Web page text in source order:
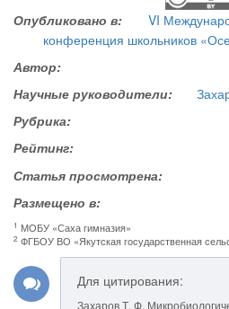
Опубликовано в:
VI
конференция школьников
Автор:
Научные руководители:
Рубрика:
Рейтинг:
Статья просмотрена:
Размещено в:
1 МОБУ «Саха гимназия»
2 ФГБОУ ВО «Якутская государственная
Для цитирования:
Захаров Т. Ф.